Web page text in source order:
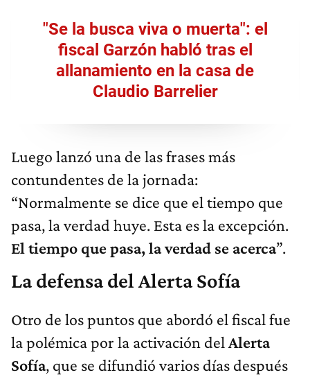
"Se la busca viva o muerta": el
fiscal Garzón habló tras el
allanamiento en la casa de
Claudio Barrelier
Luego lanzó una de las frases más
contundentes de la jornada:
“Normalmente se dice que el tiempo que
pasa, la verdad huye. Esta es la excepción.
El tiempo que pasa, la verdad se acerca”.
La defensa del Alerta Sofía
Otro de los puntos que abordó el fiscal fue
la polémica por la activación del Alerta
Sofía, que se difundió varios días después